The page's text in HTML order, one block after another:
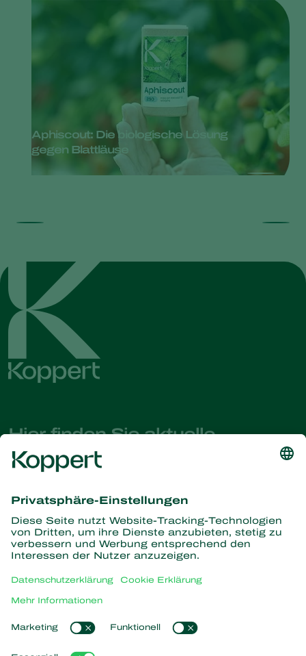
Aphiscout: Die biologische Lösung
gegen Blattläuse
Hier finden Sie aktuelle
Nachrichten und Informationen
Partners with Nature
Raubmilben
Räuber
Nützliche Mikroorganismen
Über Koppert
Arbeiten bei Koppert
Kontakt